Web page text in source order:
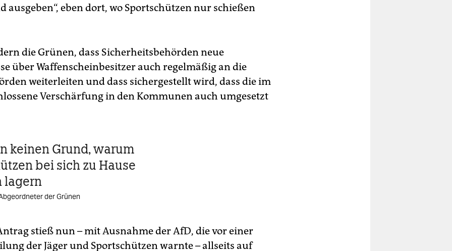
ausgeben“, eben dort, wo Sportschützen nur schießen
die Grünen, dass Sicherheitsbehörden neue
über Waffenscheinbesitzer auch regelmäßig an die
weiterleiten und dass sichergestellt wird, dass die im
Verschärfung in den Kommunen auch umgesetzt
keinen Grund, warum
bei sich zu Hause
lagern
der Grünen
stieß nun – mit Ausnahme der AfD, die vor einer
der Jäger und Sportschützen warnte – allseits auf